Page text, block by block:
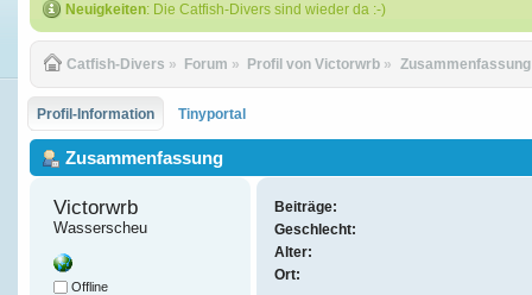
Neuigkeiten: Die Catfish-Divers sind wieder da :-)
Catfish-Divers » Forum » Profil von Victorwrb » Zusammenfassung
Profil-Information Tinyportal
Zusammenfassung
Victorwrb
Wasserscheu
Offline
Beiträge:
Geschlecht:
Alter:
Ort: